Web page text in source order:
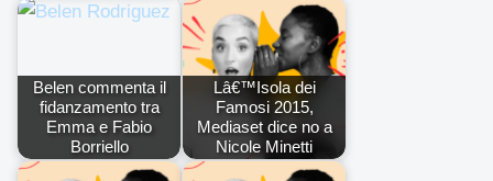
Belen commenta il
fidanzamento tra
Emma e Fabio
Borriello
Lâ€™Isola dei
Famosi 2015,
Mediaset dice no a
Nicole Minetti